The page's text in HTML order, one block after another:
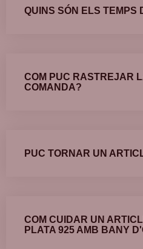
QUINS SÓN ELS TEMPS
COM PUC RASTREJAR
COMANDA?
PUC TORNAR UN
COM CUIDAR UN
PLATA 925 AMB BANY